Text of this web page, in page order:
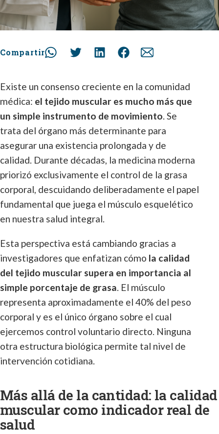
Compartir
Existe un consenso creciente en la comunidad
médica: el tejido muscular es mucho más que
un simple instrumento de movimiento. Se
trata del órgano más determinante para
asegurar una existencia prolongada y de
calidad. Durante décadas, la medicina moderna
priorizó exclusivamente el control de la grasa
corporal, descuidando deliberadamente el papel
fundamental que juega el músculo esquelético
en nuestra salud integral.
Esta perspectiva está cambiando gracias a
investigadores que enfatizan cómo la calidad
del tejido muscular supera en importancia al
simple porcentaje de grasa. El músculo
representa aproximadamente el 40% del peso
corporal y es el único órgano sobre el cual
ejercemos control voluntario directo. Ninguna
otra estructura biológica permite tal nivel de
intervención cotidiana.
Más allá de la cantidad: la calidad
muscular como indicador real de
salud